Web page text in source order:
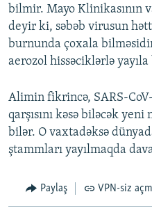
bilmir. Mayo Klinikasının
deyir ki, səbəb virusun
burnunda çoxala
aerozol hissəciklərlə
Alimin fikrincə, SARS-
qarşısını kəsə biləcək
bilər. O vaxtadəksə
ştammları yayılmaqda
Paylaş VPN-siz